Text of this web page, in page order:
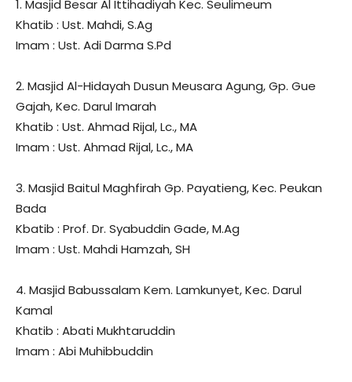
1. Masjid Besar Al Ittihadiyah Kec. Seulimeum
Khatib : Ust. Mahdi, S.Ag
Imam : Ust. Adi Darma S.Pd
2. Masjid Al-Hidayah Dusun Meusara Agung, Gp. Gue
Gajah, Kec. Darul Imarah
Khatib : Ust. Ahmad Rijal, Lc., MA
Imam : Ust. Ahmad Rijal, Lc., MA
3. Masjid Baitul Maghfirah Gp. Payatieng, Kec. Peukan
Bada
Kbatib : Prof. Dr. Syabuddin Gade, M.Ag
Imam : Ust. Mahdi Hamzah, SH
4. Masjid Babussalam Kem. Lamkunyet, Kec. Darul
Kamal
Khatib : Abati Mukhtaruddin
Imam : Abi Muhibbuddin